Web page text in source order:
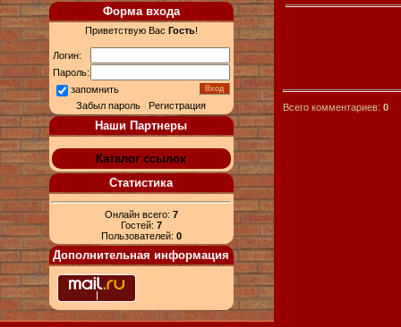
Форма входа
Приветствую Вас Гость!
Логин:
Пароль:
запомнить
Забыл пароль |Регистрация
Наши Партнеры
Каталог ссылок
Статистика
Онлайн всего: 7
Гостей: 7
Пользователей: 0
Дополнительная информация
Всего комментариев: 0